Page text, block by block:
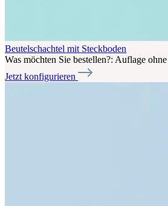
Beutelschachtel mit Steckboden
Was möchten Sie bestellen?: Auflage
Jetzt konfigurieren